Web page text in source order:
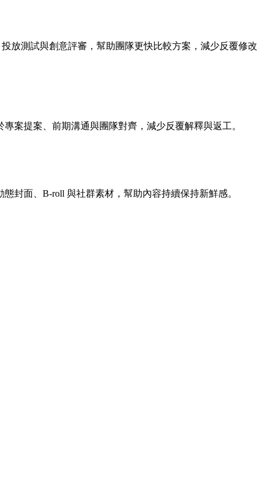
放測試與創意評審，幫助團隊更快比較方案，減少反覆修改
案提案、前期溝通與團隊對齊，減少反覆解釋與返工。
封面、B-roll 與社群素材，幫助內容持續保持新鮮感。